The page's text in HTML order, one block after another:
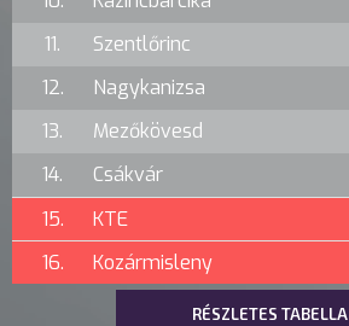
11.
Szentlőrinc
12.
Nagykanizsa
13.
Mezőkövesd
14.
Csákvár
15.
KTE
16.
Kozármisleny
RÉSZLETES TABELLA